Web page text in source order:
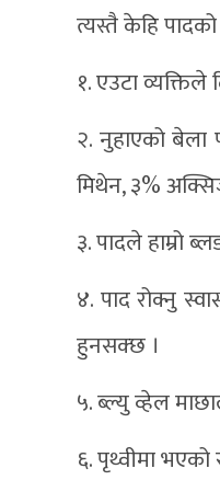
त्यस्तै केहि
१. एउटा
२. नुहाएको बेला
मिथेन, ३%
३. पादले हाम्रो
४. पाद रोक्नु
हुनसक्छ ।
५. ब्ल्यु व्हेल
६. पृथ्वीमा भएको